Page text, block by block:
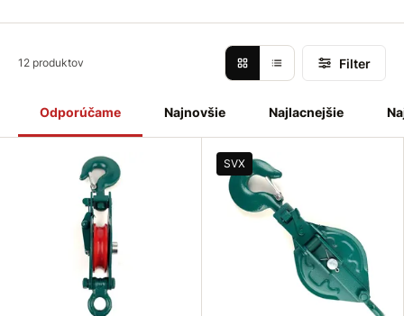
momentu.Montážna kladka s hákomje kladka ako pre
stavbárov, tak aj pre domáce použitie. Využitie nájde pri
manipulácii
montážach a pri
zdvíhaní
ťažkých bremien v sklade, dielni, garáži i výrobnej hale.
Odporúčame Najnovšie Najlacnejšie
12 produktov Filter
SVX